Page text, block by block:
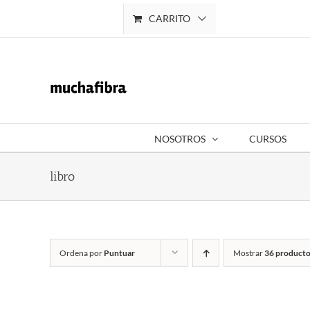
CARRITO
NOSOTROS CURSOS
libro
Ordena por Puntuar Mostrar36